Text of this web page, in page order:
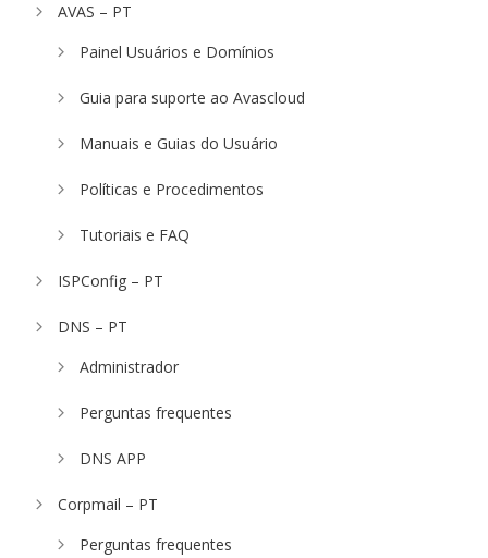
AVAS – PT
Painel Usuários e Domínios
Guia para suporte ao Avascloud
Manuais e Guias do Usuário
Políticas e Procedimentos
Tutoriais e FAQ
ISPConfig – PT
DNS – PT
Administrador
Perguntas frequentes
DNS APP
Corpmail – PT
Perguntas frequentes